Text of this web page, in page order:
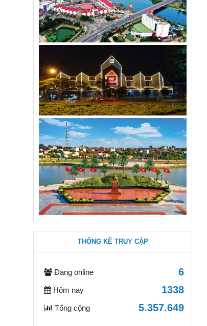
THỐNG KÊ TRUY CẬP
Đang online 6
Hôm nay 1338
Tổng cộng 5.357.649